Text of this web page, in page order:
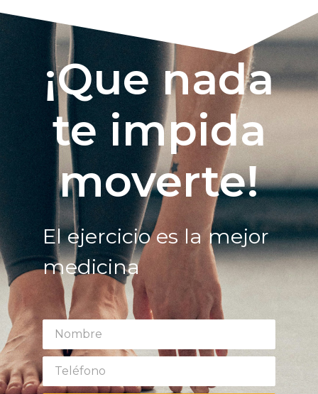
¡Que nada
te impida
moverte!
El ejercicio es la mejor
medicina